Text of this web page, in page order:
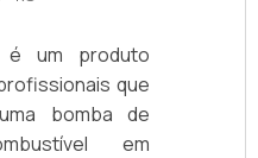
um produto
que
bomba de
em